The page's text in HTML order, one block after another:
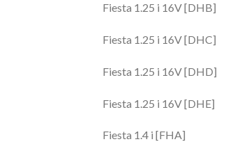
Fiesta 1.25 i 16V [DHB]
Fiesta 1.25 i 16V [DHC]
Fiesta 1.25 i 16V [DHD]
Fiesta 1.25 i 16V [DHE]
Fiesta 1.4 i [FHA]